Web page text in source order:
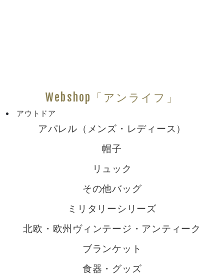
Webshop「アンライフ」
アウトドア
アパレル（メンズ・レディース）
帽子
リュック
その他バッグ
ミリタリーシリーズ
北欧・欧州ヴィンテージ・アンティーク
ブランケット
食器・グッズ